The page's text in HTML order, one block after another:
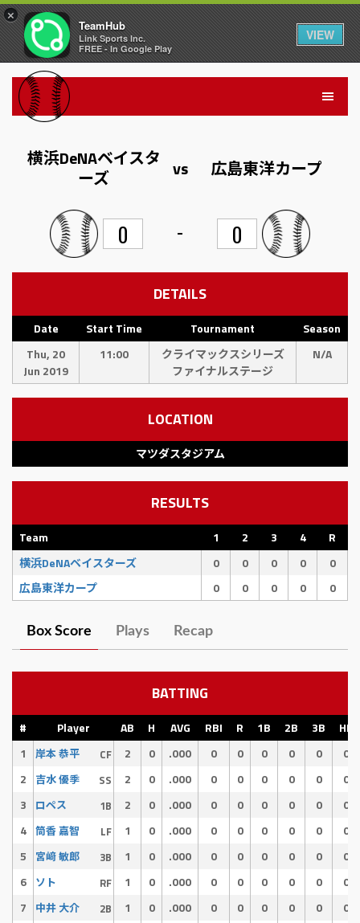
横浜DeNAベイスタ
ーズ
vs 広島東洋カープ
0 - 0
DETAILS
Date Start Time Tournament
Season
Thu, 20
Jun 2019
11:00
クライマックスシリーズ
ファイナルステージ
N/A
LOCATION
マツダスタジアム
RESULTS
Team 1 2 3 4
R
横浜DeNAベイスターズ
0 0 0 0
0
広島東洋カープ
0 0 0 0 0
Box Score Plays Recap
BATTING
# Player AB H AVG RBI R 1B 2B 3B
HR
1
岸本 恭平 CF 2 0 .000 0 0 0 0 0
0
2
吉水 優季 SS 2 0 .000 0 0 0 0 0
0
3
ロペス 1B 2 0 .000 0 0 0 0 0
0
4 筒香 嘉智 LF 1 0 .000 0 0 0 0 0
0
5
宮﨑 敏郎 3B 1 0 .000 0 0 0 0 0
0
6
ソト RF 1 0 .000 0 0 0 0 0
0
7
中井 大介 2B 1 0 .000 0 0 0 0 0
0
×
TeamHub
Link Sports Inc.
FREE - In Google Play
VIEW